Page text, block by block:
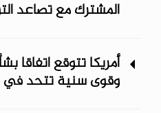
المشترك مع تصاعد
أمريكا تتوقع اتفاقا
وقوى سنية تتحد في